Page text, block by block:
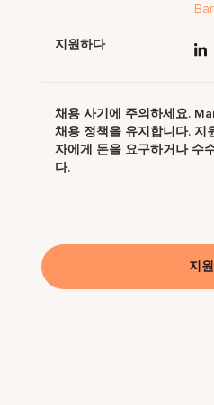
지원하다
채용 사기에 주의하세요.
채용 정책을 유지합니다. 지
자에게 돈을 요구하거나 수
다.
지원